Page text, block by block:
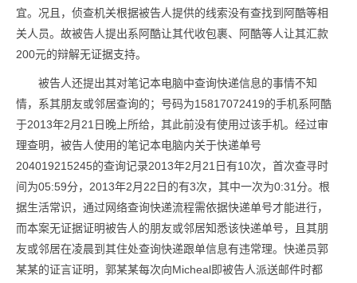
宜。况且，侦查机关根据被告人提供的线索没有查找到阿酷等相
关人员。故被告人提出系阿酷让其代收包裹、阿酷等人让其汇款
200元的辩解无证据支持。
被告人还提出其对笔记本电脑中查询快递信息的事情不知
情，系其朋友或邻居查询的；号码为15817072419的手机系阿酷
于2013年2月21日晚上所给，其此前没有使用过该手机。经过审
理查明，被告人使用的笔记本电脑内关于快递单号
204019215245的查询记录2013年2月21日有10次，首次查寻时
间为05:59分，2013年2月22日的有3次，其中一次为0:31分。根
据生活常识，通过网络查询快递流程需依据快递单号才能进行，
而本案无证据证明被告人的朋友或邻居知悉该快递单号，且其朋
友或邻居在凌晨到其住处查询快递跟单信息有违常理。快递员郭
某某的证言证明，郭某某每次向Micheal即被告人派送邮件时都